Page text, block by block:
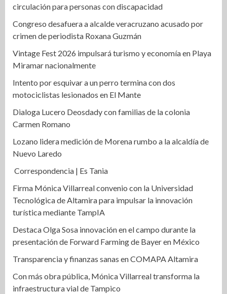
circulación para personas con discapacidad
Congreso desafuera a alcalde veracruzano acusado por
crimen de periodista Roxana Guzmán
Vintage Fest 2026 impulsará turismo y economía en Playa
Miramar nacionalmente
Intento por esquivar a un perro termina con dos
motociclistas lesionados en El Mante
Dialoga Lucero Deosdady con familias de la colonia
Carmen Romano
Lozano lidera medición de Morena rumbo a la alcaldía de
Nuevo Laredo
Correspondencia | Es Tania
Firma Mónica Villarreal convenio con la Universidad
Tecnológica de Altamira para impulsar la innovación
turística mediante TampIA
Destaca Olga Sosa innovación en el campo durante la
presentación de Forward Farming de Bayer en México
Transparencia y finanzas sanas en COMAPA Altamira
Con más obra pública, Mónica Villarreal transforma la
infraestructura vial de Tampico